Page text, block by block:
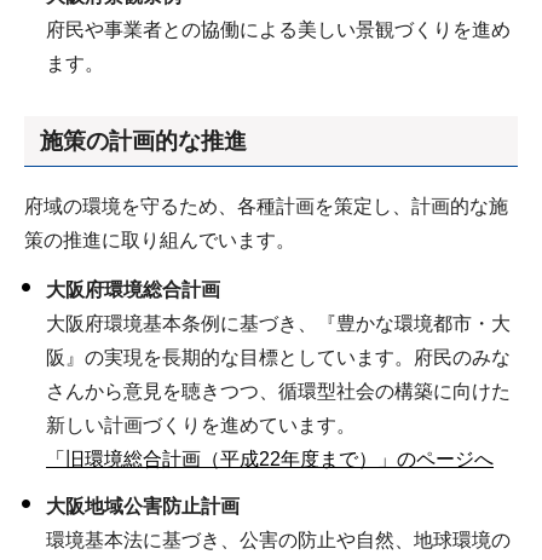
府民や事業者との協働による美しい景観づくりを進め
ます。
施策の計画的な推進
府域の環境を守るため、各種計画を策定し、計画的な施
策の推進に取り組んでいます。
大阪府環境総合計画
大阪府環境基本条例に基づき、『豊かな環境都市・大
阪』の実現を長期的な目標としています。府民のみな
さんから意見を聴きつつ、循環型社会の構築に向けた
新しい計画づくりを進めています。
「旧環境総合計画（平成22年度まで）」のページへ
大阪地域公害防止計画
環境基本法に基づき、公害の防止や自然、地球環境の